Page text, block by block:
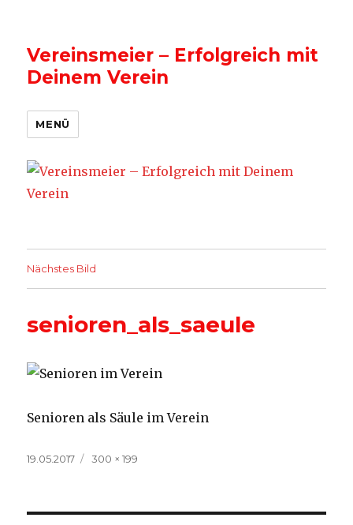
Vereinsmeier – Erfolgreich mit
Deinem Verein
MENÜ
Nächstes Bild
senioren_als_saeule
Senioren als Säule im Verein
Veröffentlicht
19.05.2017
Volle
300 × 199